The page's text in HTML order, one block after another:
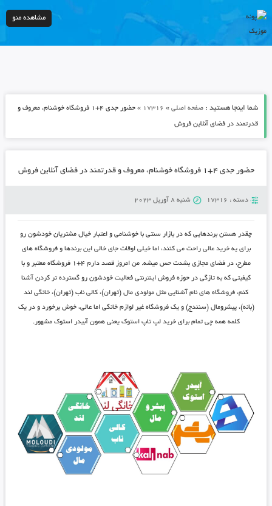
مشاهده منو
شما اینجا هستید : صفحه اصلی»
17316
» حضور جدی ۴+۱ فروشگاه خوشنام، معروف و
قدرتمند در فضای آنلاین فروش
حضور جدی ۴+۱ فروشگاه خوشنام، معروف و قدرتمند در فضای آنلاین فروش
دسته : 17316 شنبه 8 آوریل 2023
چقدر هستن برندهایی که در بازار سنتی با خوشنامی و اعتبار خیال مشتریان خودشون رو
برای یه خرید عالی راحت می کنند، اما خیلی اوقات جای خالی این برندها و فروشگاه های
مطرح، در فضای مجازی بشدت حس میشه. من امروز قصد دارم ۴+۱ فروشگاه معتبر و با
کیفیتی که به تازگی در حوزه فروش اینترنتی فعالیت خودشون رو گسترده تر کردن آشنا
کنم، فروشگاه های نام آشنایی مثل مولودی مال(تهران)، کالی ناب(تهران)، خانگی لند
(بانه)،پیشرومال (سنندج) و یک فروشگاه غیر لوازم خانگی اما عالی، خوش برخورد و در یک
کلمه همه چی تمام برای خرید لپ تاپ استوک یعنی همون آبیدر استوک مشهور.